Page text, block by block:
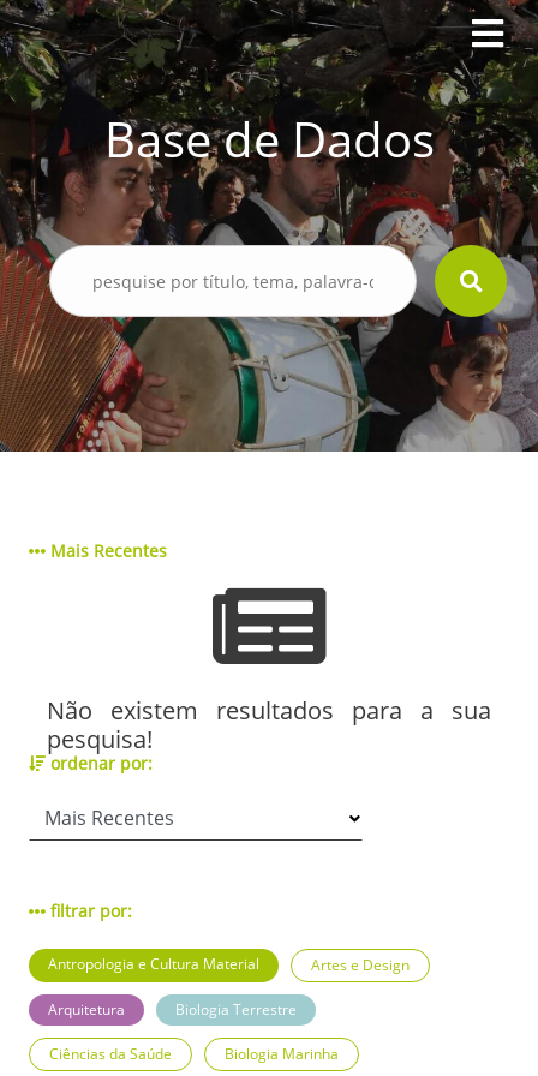
Base de Dados
Mais Recentes
Não existem resultados para a sua
pesquisa!
ordenar por:
filtrar por:
Antropologia e Cultura Material Artes e Design
Arquitetura Biologia Terrestre
Ciências da Saúde Biologia Marinha